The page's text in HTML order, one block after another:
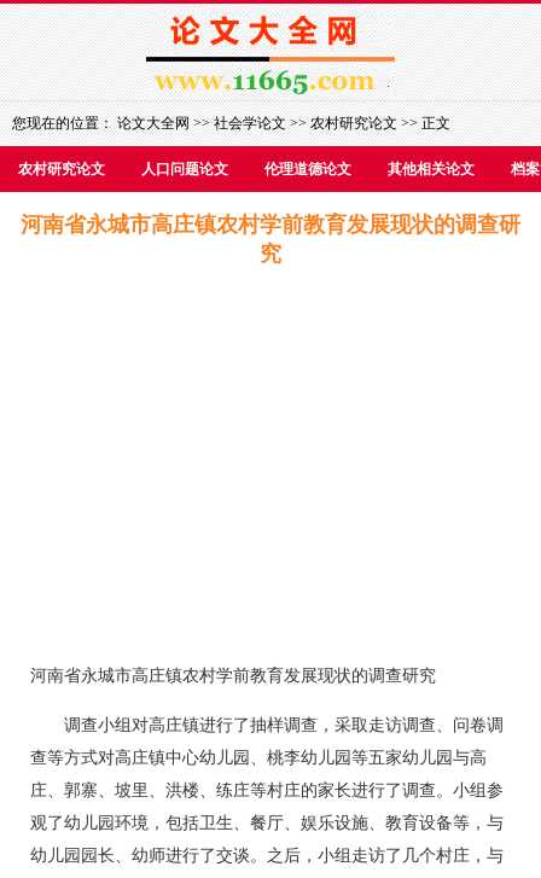
您现在的位置：论文大全网>>社会学论文>>农村研究论文>> 正文
农村研究论文 人口问题论文 伦理道德论文 其他相关论文 档
河南省永城市高庄镇农村学前教育发展现状的调查研
究
河南省永城市高庄镇农村学前教育发展现状的调查研究
调查小组对高庄镇进行了抽样调查，采取走访调查、问卷调
查等方式对高庄镇中心幼儿园、桃李幼儿园等五家幼儿园与高
庄、郭寨、坡里、洪楼、练庄等村庄的家长进行了调查。小组参
观了幼儿园环境，包括卫生、餐厅、娱乐设施、教育设备等，与
幼儿园园长、幼师进行了交谈。之后，小组走访了几个村庄，与